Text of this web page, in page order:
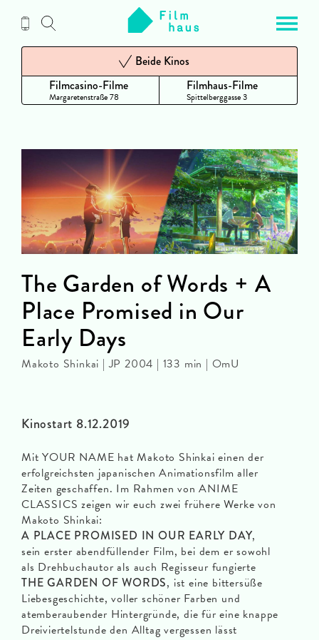
Inhalt
Filmcasino-Filme
Margaretenstraße 78
Beide Kinos
Filmhaus-Filme
Spittelberggasse 3
Kinostart 8.12.2019
Mit YOUR NAME hat Makoto Shinkai einen der
erfolgreichsten japanischen Animationsfilm aller
Zeiten geschaffen. Im Rahmen von ANIME
CLASSICS zeigen wir euch zwei frühere Werke von
Makoto Shinkai:
A PLACE PROMISED IN OUR EARLY DAY,
sein erster abendfüllender Film, bei dem er sowohl
als Drehbuchautor als auch Regisseur fungierte
THE GARDEN OF WORDS, ist eine bittersüße
Liebesgeschichte, voller schöner Farben und
atemberaubender Hintergründe, die für eine knappe
Dreiviertelstunde den Alltag vergessen lässt
The Garden of Words + A
Place Promised in Our
Early Days
Makoto Shinkai | JP 2004 | 133 min | OmU